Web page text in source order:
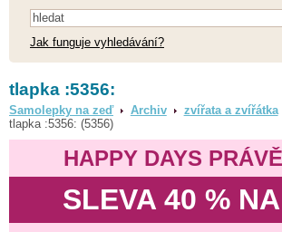
Jak funguje vyhledávání?
tlapka :5356:
Samolepky na zeď Archiv
zvířata a zvířátka
tlapka :5356: (5356)
HAPPY DAYS
SLEVA 40 %